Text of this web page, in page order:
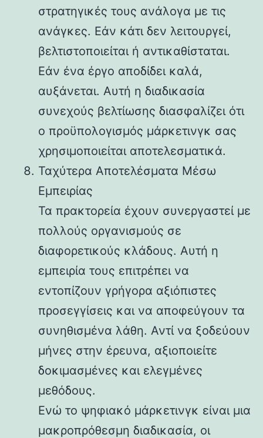
στρατηγικές τους ανάλογα με τις
ανάγκες. Εάν κάτι δεν λειτουργεί,
βελτιστοποιείται ή αντικαθίσταται.
Εάν ένα έργο αποδίδει καλά,
αυξάνεται. Αυτή η διαδικασία
συνεχούς βελτίωσης διασφαλίζει ότι
ο προϋπολογισμός μάρκετινγκ σας
χρησιμοποιείται αποτελεσματικά.
Ταχύτερα Αποτελέσματα Μέσω
Εμπειρίας
Τα πρακτορεία έχουν συνεργαστεί με
πολλούς οργανισμούς σε
διαφορετικούς κλάδους. Αυτή η
εμπειρία τους επιτρέπει να
εντοπίζουν γρήγορα αξιόπιστες
προσεγγίσεις και να αποφεύγουν τα
συνηθισμένα λάθη. Αντί να ξοδεύουν
μήνες στην έρευνα, αξιοποιείτε
δοκιμασμένες και ελεγμένες
μεθόδους.
Ενώ το ψηφιακό μάρκετινγκ είναι μια
μακροπρόθεσμη διαδικασία, οι